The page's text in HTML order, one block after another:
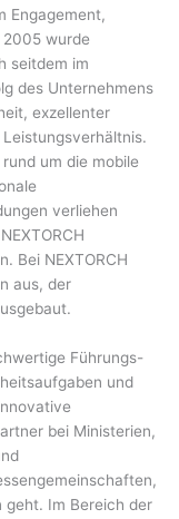
Engagement,
2005 wurde
seitdem im
des Unternehmens
exzellenter
um die mobile
verliehen
Bei NEXTORCH
aus, der
Führungs-
und
bei Ministerien,
geht. Im Bereich der